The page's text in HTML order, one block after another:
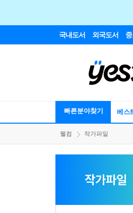
국내도서 외국도서
빠른분야찾기 베스
웰컴 작가파일
작가파일